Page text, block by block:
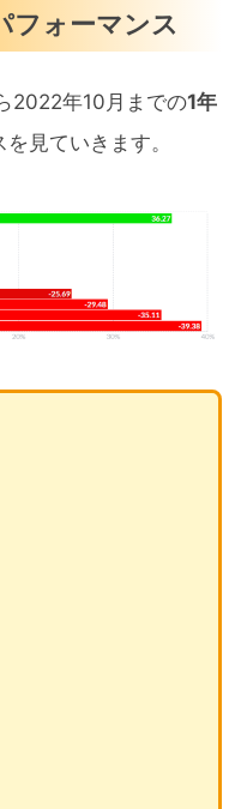
フォーマンス
2022年10月までの1年
見ていきます。